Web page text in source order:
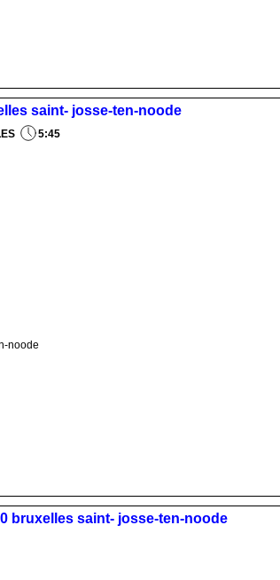
saint- josse-ten-noode
5:45
noode
bruxelles saint- josse-ten-noode